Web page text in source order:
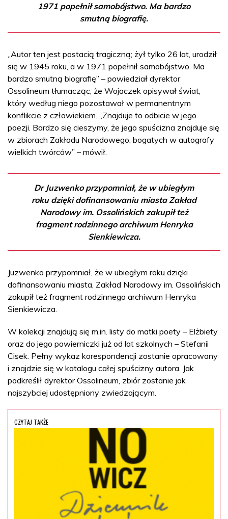
1971 popełnił samobójstwo. Ma bardzo
smutną biografię.
„Autor ten jest postacią tragiczną; żył tylko 26 lat, urodził
się w 1945 roku, a w 1971 popełnił samobójstwo. Ma
bardzo smutną biografię” – powiedział dyrektor
Ossolineum tłumacząc, że Wojaczek opisywał świat,
który według niego pozostawał w permanentnym
konflikcie z człowiekiem. „Znajduje to odbicie w jego
poezji. Bardzo się cieszymy, że jego spuścizna znajduje się
w zbiorach Zakładu Narodowego, bogatych w autografy
wielkich twórców” – mówił.
Dr Juzwenko przypomniał, że w ubiegłym
roku dzięki dofinansowaniu miasta Zakład
Narodowy im. Ossolińskich zakupił też
fragment rodzinnego archiwum Henryka
Sienkiewicza.
Juzwenko przypomniał, że w ubiegłym roku dzięki
dofinansowaniu miasta, Zakład Narodowy im. Ossolińskich
zakupił też fragment rodzinnego archiwum Henryka
Sienkiewicza.
W kolekcji znajdują się m.in. listy do matki poety – Elżbiety
oraz do jego powierniczki już od lat szkolnych – Stefanii
Cisek. Pełny wykaz korespondencji zostanie opracowany
i znajdzie się w katalogu całej spuścizny autora. Jak
podkreślił dyrektor Ossolineum, zbiór zostanie jak
najszybciej udostępniony zwiedzającym.
CZYTAJ TAKŻE